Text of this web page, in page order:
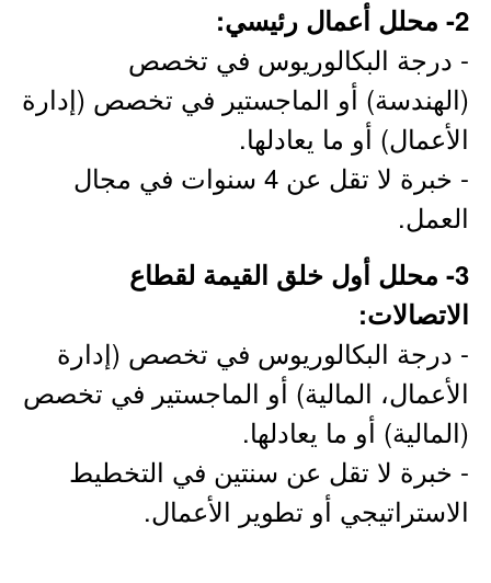
2- محلل أعمال رئيسي:
- درجة البكالوريوس في تخصص
(الهندسة) أو الماجستير في تخصص (إدارة
الأعمال) أو ما يعادلها.
- خبرة لا تقل عن 4 سنوات في مجال
العمل.
3- محلل أول خلق القيمة لقطاع
الاتصالات:
- درجة البكالوريوس في تخصص (إدارة
الأعمال، المالية) أو الماجستير في تخصص
(المالية) أو ما يعادلها.
- خبرة لا تقل عن سنتين في التخطيط
الاستراتيجي أو تطوير الأعمال.